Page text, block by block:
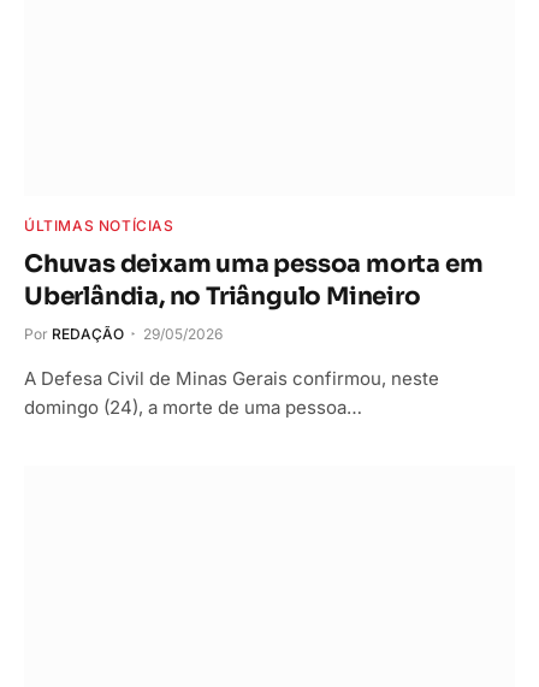
ÚLTIMAS NOTÍCIAS
Chuvas deixam uma pessoa morta em
Uberlândia, no Triângulo Mineiro
Por REDAÇÃO 29/05/2026
A Defesa Civil de Minas Gerais confirmou, neste
domingo (24), a morte de uma pessoa…